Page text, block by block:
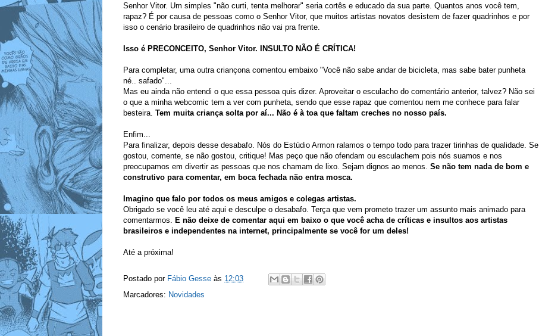
Senhor Vitor. Um simples "não curti, tenta melhorar" seria cortês e educado da sua parte. Quantos anos você tem,
rapaz? É por causa de pessoas como o Senhor Vitor, que muitos artistas novatos desistem de fazer quadrinhos e por
isso o cenário brasileiro de quadrinhos não vai pra frente.
Isso é PRECONCEITO, Senhor Vitor. INSULTO NÃO É CRÍTICA!
Para completar, uma outra criançona comentou embaixo "Você não sabe andar de bicicleta, mas sabe bater punheta
né.. safado"...
Mas eu ainda não entendi o que essa pessoa quis dizer. Aproveitar o esculacho do comentário anterior, talvez? Não sei
o que a minha webcomic tem a ver com punheta, sendo que esse rapaz que comentou nem me conhece para falar
besteira. Tem muita criança solta por aí... Não é à toa que faltam creches no nosso país.
Enfim...
Para finalizar, depois desse desabafo. Nós do Estúdio Armon ralamos o tempo todo para trazer tirinhas de qualidade. Se
gostou, comente, se não gostou, critique! Mas peço que não ofendam ou esculachem pois nós suamos e nos
preocupamos em divertir as pessoas que nos chamam de lixo. Sejam dignos ao menos. Se não tem nada de bom e
construtivo para comentar, em boca fechada não entra mosca.
Imagino que falo por todos os meus amigos e colegas artistas.
Obrigado se você leu até aqui e desculpe o desabafo. Terça que vem prometo trazer um assunto mais animado para
comentarmos.
E não deixe de comentar aqui em baixo o que você acha de críticas e insultos aos artistas
brasileiros e independentes na internet, principalmente se você for um deles!
Até a próxima!
Postado por Fábio Gesse às 12:03
Marcadores: Novidades